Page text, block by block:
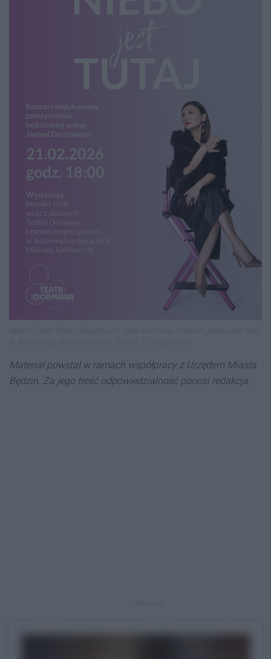
Materiał powstał w ramach współpracy z Urzędem Miasta
Będzin. Za jego treść odpowiedzialność ponosi redakcja.